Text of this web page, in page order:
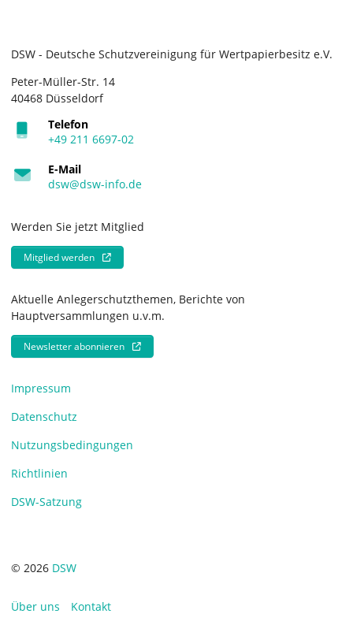
DSW - Deutsche Schutzvereinigung für Wertpapierbesitz e.V.
Peter-Müller-Str. 14
40468 Düsseldorf
Telefon
+49 211 6697-02
E-Mail
dsw@dsw-info.de
Werden Sie jetzt Mitglied
Mitglied werden
Aktuelle Anlegerschutzthemen, Berichte von
Hauptversammlungen u.v.m.
Newsletter abonnieren
Impressum
Datenschutz
Nutzungsbedingungen
Richtlinien
DSW-Satzung
© 2026 DSW
Über uns Kontakt